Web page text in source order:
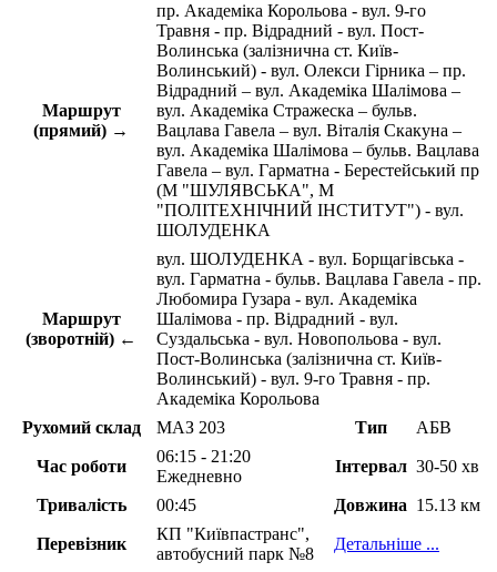
Маршрут
(прямий) →
пр. Академіка Корольова - вул. 9-го
Травня - пр. Відрадний - вул. Пост-
Волинська (залізнична ст. Київ-
Волинський) - вул. Олекси Гірника – пр.
Відрадний – вул. Академіка Шалімова –
вул. Академіка Стражеска – бульв.
Вацлава Гавела – вул. Віталія Скакуна –
вул. Академіка Шалімова – бульв. Вацлава
Гавела – вул. Гарматна - Берестейський пр
(М "ШУЛЯВСЬКА", М
"ПОЛІТЕХНІЧНИЙ ІНСТИТУТ") - вул.
ШОЛУДЕНКА
Маршрут
(зворотній) ←
вул. ШОЛУДЕНКА - вул. Борщагівська -
вул. Гарматна - бульв. Вацлава Гавела - пр.
Любомира Гузара - вул. Академіка
Шалімова - пр. Відрадний - вул.
Суздальська - вул. Новопольова - вул.
Пост-Волинська (залізнична ст. Київ-
Волинський) - вул. 9-го Травня - пр.
Академіка Корольова
Рухомий склад
МАЗ 203 Тип АБВ
Час роботи
06:15 - 21:20
Ежедневно
Інтервал 30-50 хв
Тривалість 00:45 Довжина 15.13 км
Перевізник
КП "Київпастранс",
автобусний парк №8
Детальніше ...